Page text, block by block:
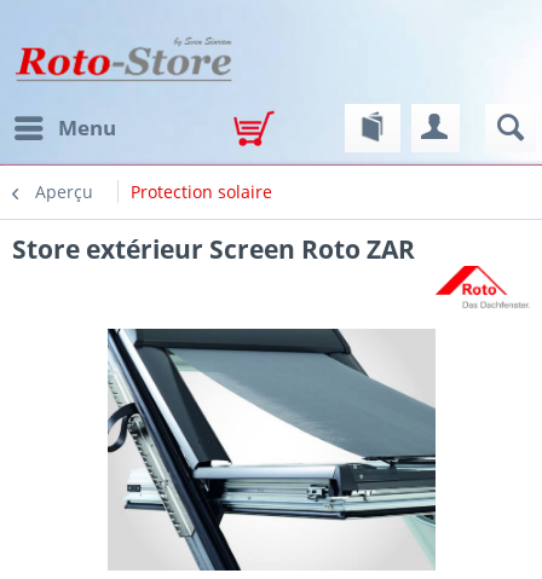
Menu
Aperçu Protection solaire
Store extérieur Screen Roto ZAR